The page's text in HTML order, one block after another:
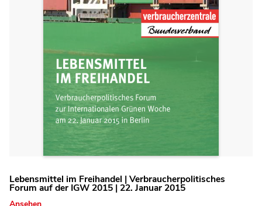
Lebensmittel im Freihandel | Verbraucherpolitisches
Forum auf der IGW 2015 | 22. Januar 2015